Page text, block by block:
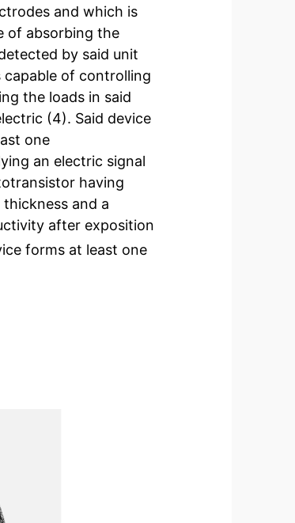
and which is
of absorbing the
by said unit
capable of controlling
the loads in said
(4). Said device
one
an electric signal
having
and a
after exposition
forms at least one